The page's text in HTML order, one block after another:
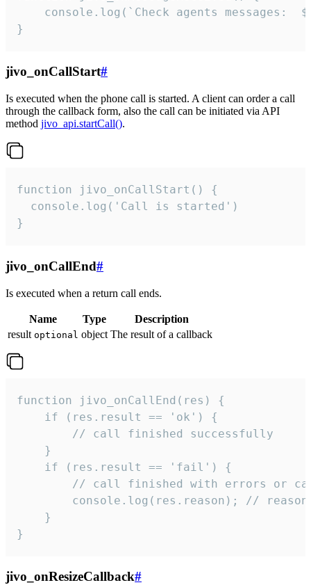
}
jivo_onCallStart#
Is executed when the phone call is started. A client can order a call
through the callback form, also the call can be initiated via API
method jivo_api.startCall().
function jivo_onCallStart() {
  console.log('Call is started')
}
jivo_onCallEnd#
Is executed when a return call ends.
Name Type
Description
result optional object The result of a callback
function jivo_onCallEnd(res) {
    if (res.result == 'ok') {
        // call finished successfully
    }
    if (res.result == 'fail') {
// call finished with errors or
console.log(res.reason); //
    }
}
jivo_onResizeCallback#